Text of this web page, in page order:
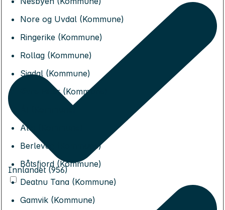
Nore og Uvdal (Kommune)
Ringerike (Kommune)
Rollag (Kommune)
Sigdal (Kommune)
Øvre Eiker (Kommune)
Alta (Kommune)
Berlevåg (Kommune)
Båtsfjord (Kommune)
Deatnu Tana (Kommune)
Gamvik (Kommune)
Innlandet (956)